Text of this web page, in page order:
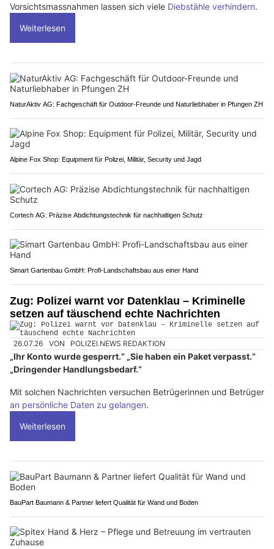
Vorsichtsmassnahmen lassen sich viele Diebstähle verhindern.
Weiterlesen
NaturAktiv AG: Fachgeschäft für Outdoor-Freunde und Naturliebhaber in Pfungen ZH
Alpine Fox Shop: Equipment für Polizei, Militär, Security und Jagd
Cortech AG: Präzise Abdichtungstechnik für nachhaltigen Schutz
Simart Gartenbau GmbH: Profi-Landschaftsbau aus einer Hand
Zug: Polizei warnt vor Datenklau – Kriminelle
setzen auf täuschend echte Nachrichten
26.07.26 VON POLIZEI.NEWS REDAKTION
„Ihr Konto wurde gesperrt.“ „Sie haben ein Paket verpasst.“
„Dringender Handlungsbedarf.“
Mit solchen Nachrichten versuchen Betrügerinnen und Betrüger
an persönliche Daten zu gelangen.
Weiterlesen
BauPart Baumann & Partner liefert Qualität für Wand und Boden